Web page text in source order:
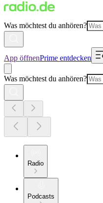
Was möchtest du anhören?
App öffnenPrime entdecken
Was möchtest du anhören?
Radio
Podcasts